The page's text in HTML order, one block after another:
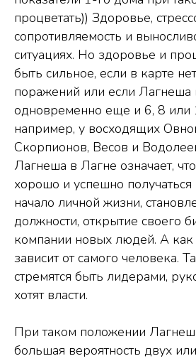
процветать)) Здоровье,
сопротивляемость и
ситуациях. Но здоровье и
быть сильное, если в карте
поражений или если Лагнеша
одновременно еще и 6, 8 или
например, у восходящих
Скорпионов, Весов и
Лагнеша в Лагне означает,
хорошо и успешно получаться
начало личной жизни,
должности, открытие своего
компании новых людей. А
зависит от самого человека.
стремятся быть лидерами,
хотят власти.
При таком положении
большая вероятность двух